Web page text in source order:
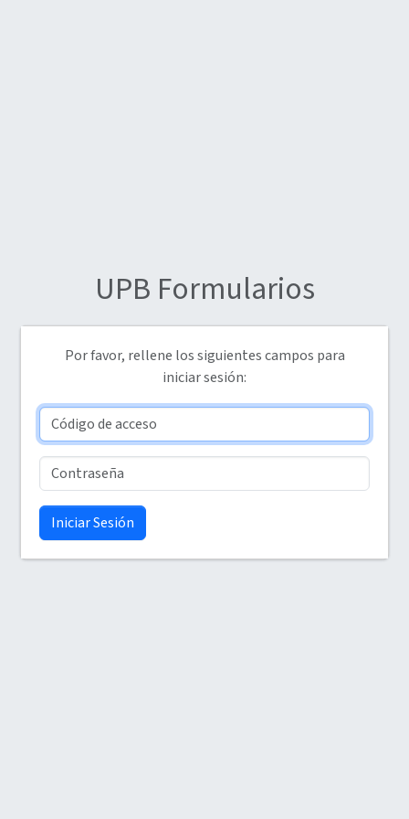
UPB Formularios
Por favor, rellene los siguientes campos para
iniciar sesión:
Iniciar Sesión